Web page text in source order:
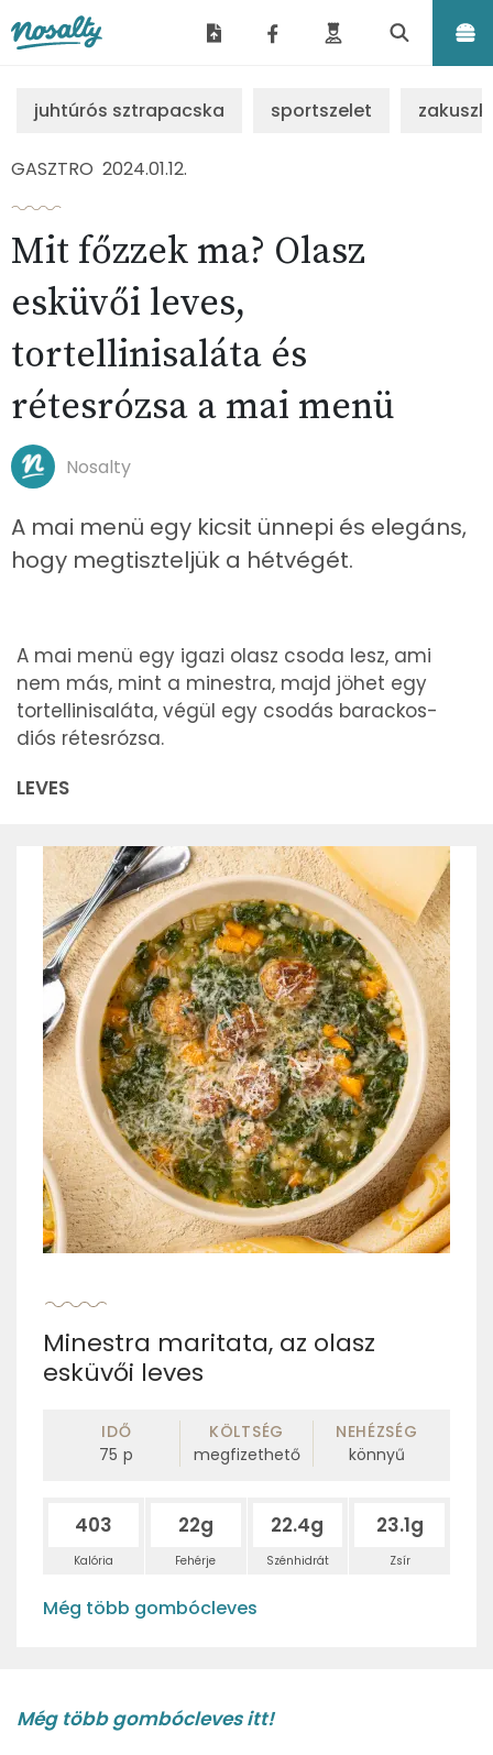
juhtúrós sztrapacska sportszelet
GASZTRO 2024.01.12.
Mit főzzek ma? Olasz
esküvői leves,
tortellinisaláta és
rétesrózsa a mai menü
Nosalty
A mai menü egy kicsit ünnepi és elegáns,
hogy megtiszteljük a hétvégét.
A mai menü egy igazi olasz csoda lesz, ami
nem más, mint a minestra, majd jöhet egy
tortellinisaláta, végül egy csodás barackos-
diós rétesrózsa.
LEVES
Minestra maritata, az olasz
esküvői leves
IDŐ
75 p
KÖLTSÉG
megfizethető
NEHÉZSÉG
könnyű
403
Kalória
22g
Fehérje
22.4g
Szénhidrát
23.1g
Zsír
Még több gombócleves
Még több gombócleves itt!